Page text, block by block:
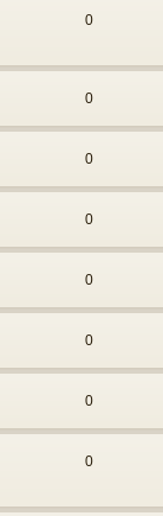
0
0
0
0
0
0
0
0